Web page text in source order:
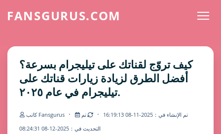
FANSGURUS.COM
كيف تروّج لقناتك على تيليجرام بسرعة؟
أفضل الطرق لزيادة زيارات قناتك على
تيليجرام في عام ٢٠٢٥.
كاتب Fansgurus · تم الإنشاء في：2025-11-08 16:19:13 ·
تم
التحديث في：2025-12-08 08:24:31